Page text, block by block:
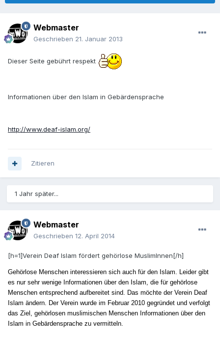
Webmaster
Geschrieben 21. Januar 2013
Dieser Seite gebührt respekt
Informationen über den Islam in Gebärdensprache
http://www.deaf-islam.org/
Zitieren
1 Jahr später...
Webmaster
Geschrieben 12. April 2014
[h=1]Verein Deaf Islam fördert gehörlose MuslimInnen[/h]
Gehörlose Menschen interessieren sich auch für den Islam. Leider gibt
es nur sehr wenige Informationen über den Islam, die für gehörlose
Menschen entsprechend aufbereitet sind. Das möchte der Verein Deaf
Islam ändern. Der Verein wurde im Februar 2010 gegründet und verfolgt
das Ziel, gehörlosen muslimischen Menschen Informationen über den
Islam in Gebärdensprache zu vermitteln.